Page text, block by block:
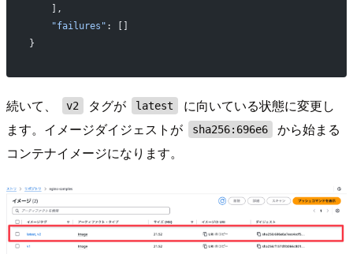
   ],
   "failures"
: []
}
続いて、 v2 タグが latest
に向いている状態に変更し
ます。イメージダイジェストが
sha256:696e6
から始まる
コンテナイメージになります。